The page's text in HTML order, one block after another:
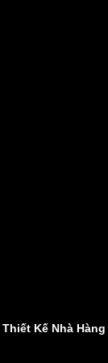
Thiết Kế Nhà Hàng